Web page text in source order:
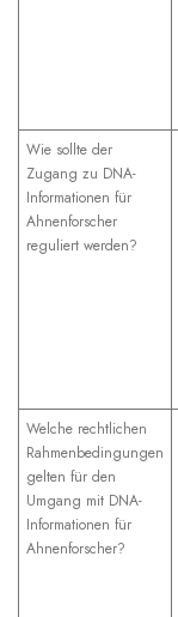
Wie sollte der
Zugang zu DNA-
Informationen für
Ahnenforscher
reguliert werden?
Welche rechtlichen
Rahmenbedingungen
gelten für den
Umgang mit DNA-
Informationen für
Ahnenforscher?